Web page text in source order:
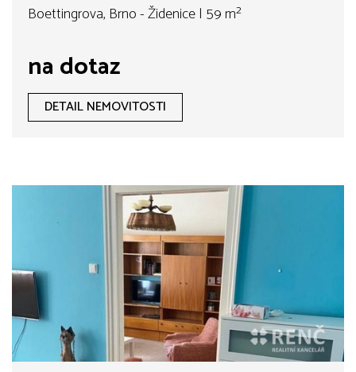
střed, Kr.Pole, Žabovřesky, Lesná,
Boettingrova, Brno - Židenice | 59 m²
na dotaz
DETAIL NEMOVITOSTI